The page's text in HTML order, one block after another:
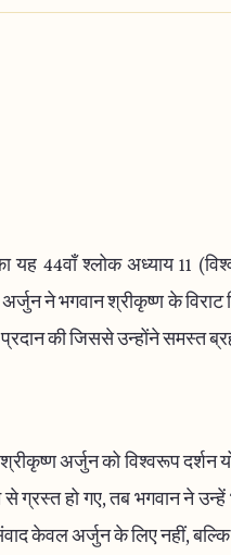
यह 44वाँ श्लोक अध्याय 11
अर्जुन ने भगवान श्रीकृष्ण के
प्रदान की जिससे उन्होंने समस्त
अर्जुन को विश्वरूप
ग्रस्त हो गए, तब भगवान ने उन्हें
केवल अर्जुन के लिए नहीं, बल्कि